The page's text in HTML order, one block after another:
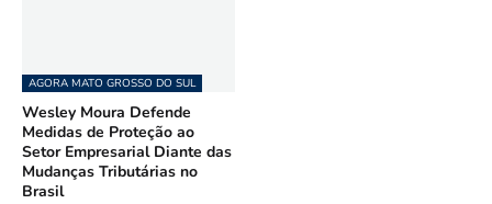
AGORA MATO GROSSO DO SUL
Wesley Moura Defende
Medidas de Proteção ao
Setor Empresarial Diante das
Mudanças Tributárias no
Brasil